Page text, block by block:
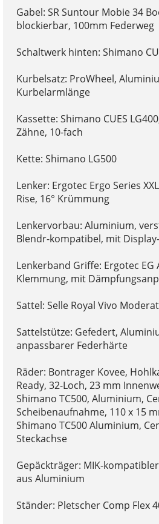
Gabel: SR Suntour Mobie 34
blockierbar, 100mm Federweg
Schaltwerk hinten: Shimano
Kurbelsatz: ProWheel,
Kurbelarmlänge
Kassette: Shimano CUES
Zähne, 10-fach
Kette: Shimano LG500
Lenker: Ergotec Ergo Series
Rise, 16° Krümmung
Lenkervorbau: Aluminium,
Blendr-kompatibel, mit
Lenkerband Griffe: Ergotec EG
Klemmung, mit
Sattel: Selle Royal Vivo
Sattelstütze: Gefedert,
anpassbarer Federhärte
Räder: Bontrager Kovee,
Ready, 32-Loch, 23 mm
Shimano TC500, Aluminium,
Scheibenaufnahme, 110 x 15
Shimano TC500 Aluminium,
Steckachse
Gepäckträger: MIK-
aus Aluminium
Ständer: Pletscher Comp Flex